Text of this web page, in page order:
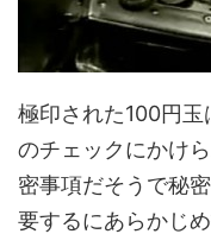
極印された100円
のチェックにかけ
密事項だそうで秘
要するにあらかじ